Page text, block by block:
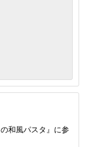
和風パスタ』に参